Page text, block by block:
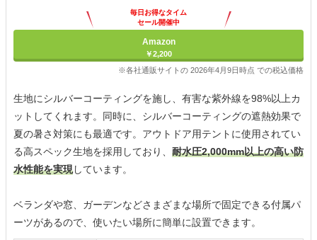
毎日お得なタイム
セール開催中
Amazon
￥2,200
※各社通販サイトの 2026年4月9日時点 での税込価格
生地にシルバーコーティングを施し、有害な紫外線を98%以上カ
ットしてくれます。同時に、シルバーコーティングの遮熱効果で
夏の暑さ対策にも最適です。アウトドア用テントに使用されてい
る高スペック生地を採用しており、 耐水圧2,000mm以上の高い防
水性能を実現しています。
ベランダや窓、ガーデンなどさまざまな場所で固定できる付属パ
ーツがあるので、使いたい場所に簡単に設置できます。